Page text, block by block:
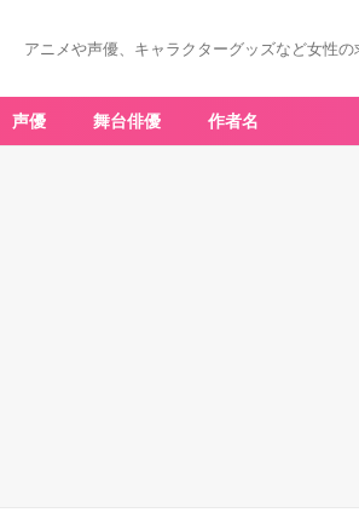
アニメや声優、キャラクターグッズなど女性
声優 舞台俳優 作者名